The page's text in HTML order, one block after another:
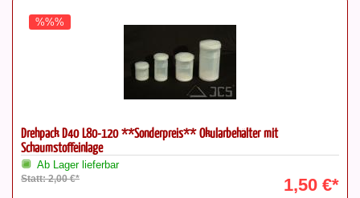
%%%
Drehpack D40 L80-120 **Sonderpreis** Okularbehälter mit
Schaumstoffeinlage
Ab Lager lieferbar
Statt: 2,00 €* 1,50 €*